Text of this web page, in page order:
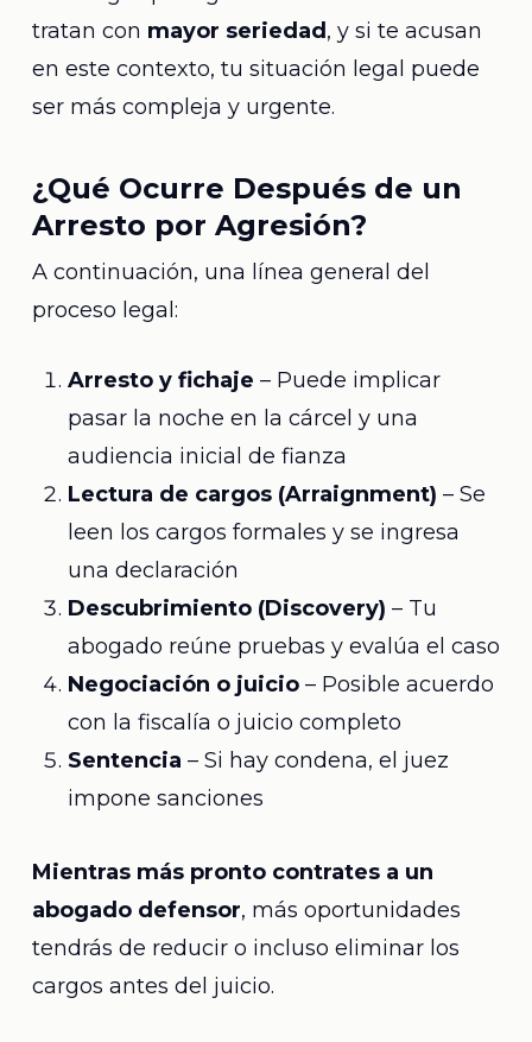
tratan con mayor seriedad , y si te acusan
en este contexto, tu situación legal puede
ser más compleja y urgente.
¿Qué Ocurre Después de un
Arresto por Agresión?
A continuación, una línea general del
proceso legal:
Arresto y fichaje – Puede implicar
pasar la noche en la cárcel y una
audiencia inicial de fianza
Lectura de cargos (Arraignment) – Se
leen los cargos formales y se ingresa
una declaración
Descubrimiento (Discovery) – Tu
abogado reúne pruebas y evalúa el caso
Negociación o juicio– Posible acuerdo
con la fiscalía o juicio completo
Sentencia – Si hay condena, el juez
impone sanciones
Mientras más pronto contrates a un
abogado defensor, más oportunidades
tendrás de reducir o incluso eliminar los
cargos antes del juicio.